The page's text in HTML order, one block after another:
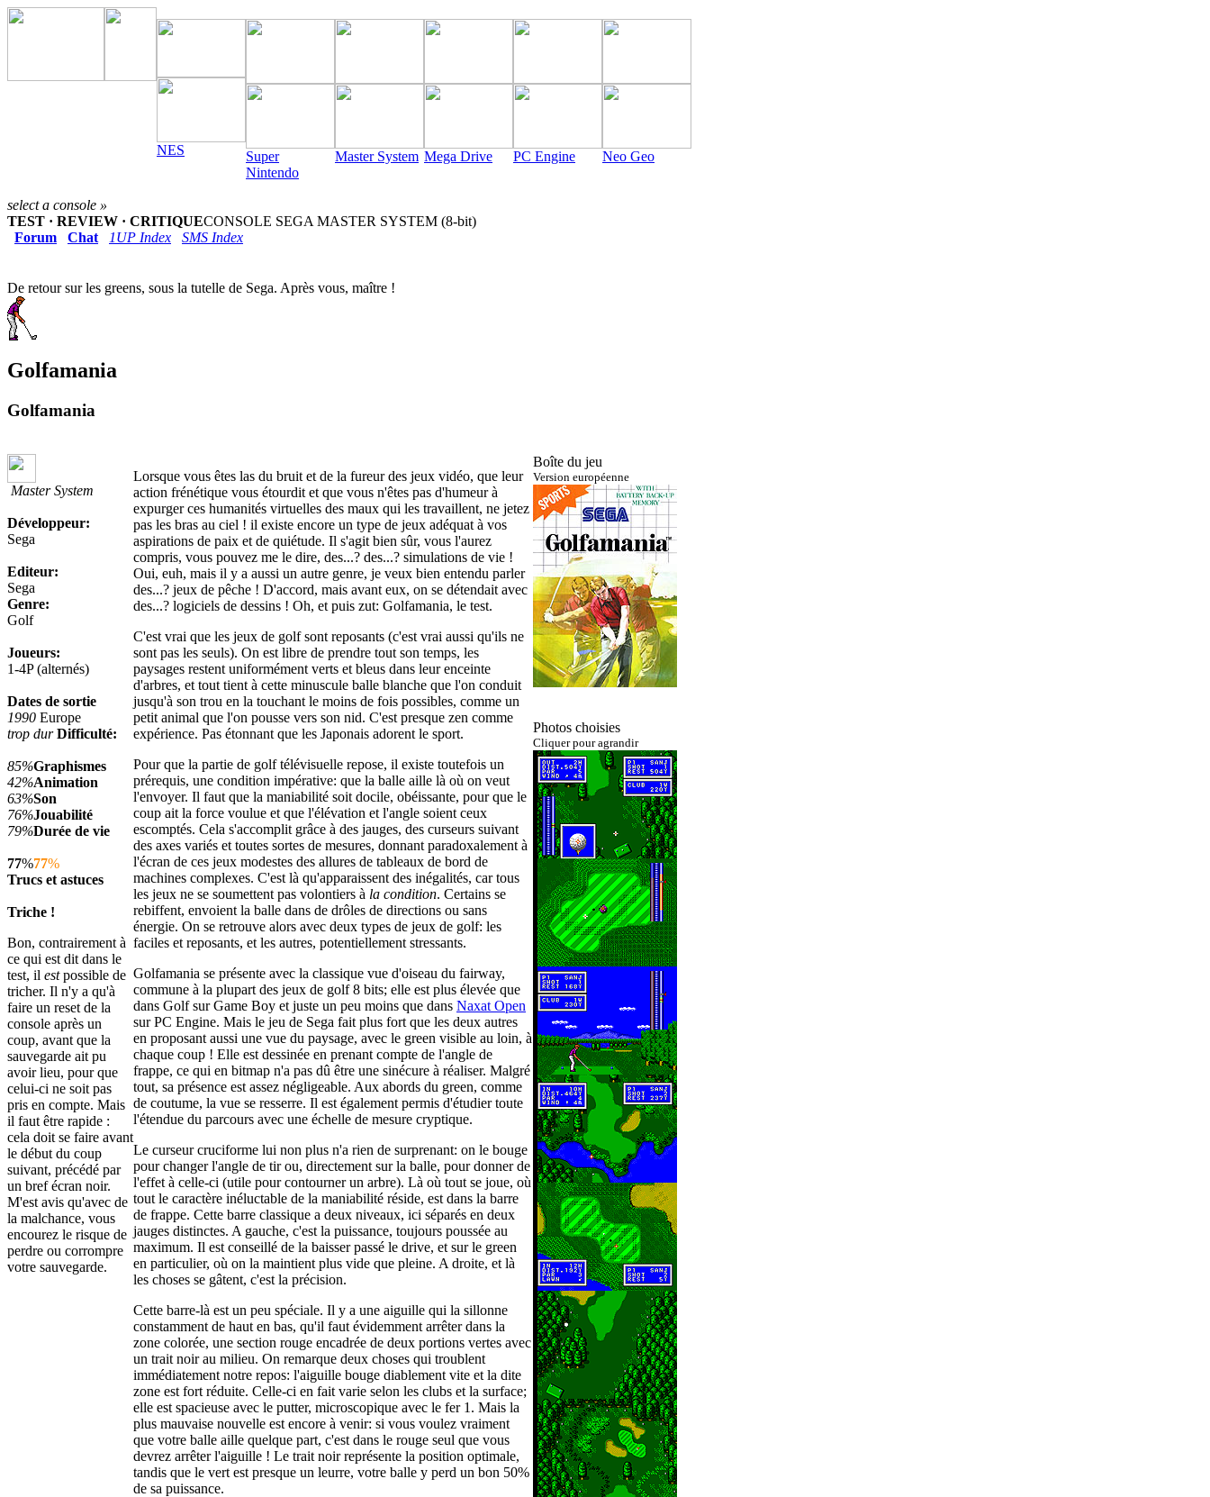
NES
Super
Nintendo
Master System Mega Drive PC Engine Neo Geo
select a console »
TEST · REVIEW · CRITIQUECONSOLE SEGA MASTER SYSTEM (8-bit)
Forum
Chat 1UP Index SMS Index
De retour sur les greens, sous la tutelle de Sega. Après vous, maître !
Golfamania
Golfamania
Master System
Développeur:
Sega
Editeur:
Sega
Genre:
Golf
Joueurs:
1-4P (alternés)
Dates de sortie
1990 Europe
trop dur Difficulté:
85%Graphismes
42%Animation
63%Son
76%Jouabilité
79%Durée de vie
77%77%
Trucs et astuces
Triche !
Bon, contrairement à
ce qui est dit dans le
test, il estpossible de
tricher. Il n'y a qu'à
faire un reset de la
console après un
coup, avant que la
sauvegarde ait pu
avoir lieu, pour que
celui-ci ne soit pas
pris en compte. Mais
il faut être rapide :
cela doit se faire avant
le début du coup
suivant, précédé par
un bref écran noir.
M'est avis qu'avec de
la malchance, vous
encourez le risque de
perdre ou corrompre
votre sauvegarde.
Lorsque vous êtes las du bruit et de la fureur des jeux vidéo, que leur
action frénétique vous étourdit et que vous n'êtes pas d'humeur à
expurger ces humanités virtuelles des maux qui les travaillent, ne jetez
pas les bras au ciel ! il existe encore un type de jeux adéquat à vos
aspirations de paix et de quiétude. Il s'agit bien sûr, vous l'aurez
compris, vous pouvez me le dire, des...? des...? simulations de vie !
Oui, euh, mais il y a aussi un autre genre, je veux bien entendu parler
des...? jeux de pêche ! D'accord, mais avant eux, on se détendait avec
des...? logiciels de dessins ! Oh, et puis zut: Golfamania, le test.
C'est vrai que les jeux de golf sont reposants (c'est vrai aussi qu'ils ne
sont pas les seuls). On est libre de prendre tout son temps, les
paysages restent uniformément verts et bleus dans leur enceinte
d'arbres, et tout tient à cette minuscule balle blanche que l'on conduit
jusqu'à son trou en la touchant le moins de fois possibles, comme un
petit animal que l'on pousse vers son nid. C'est presque zen comme
expérience. Pas étonnant que les Japonais adorent le sport.
Pour que la partie de golf télévisuelle repose, il existe toutefois un
prérequis, une condition impérative: que la balle aille là où on veut
l'envoyer. Il faut que la maniabilité soit docile, obéissante, pour que le
coup ait la force voulue et que l'élévation et l'angle soient ceux
escomptés. Cela s'accomplit grâce à des jauges, des curseurs suivant
des axes variés et toutes sortes de mesures, donnant paradoxalement à
l'écran de ces jeux modestes des allures de tableaux de bord de
machines complexes. C'est là qu'apparaissent des inégalités, car tous
les jeux ne se soumettent pas volontiers à la condition. Certains se
rebiffent, envoient la balle dans de drôles de directions ou sans
énergie. On se retrouve alors avec deux types de jeux de golf: les
faciles et reposants, et les autres, potentiellement stressants.
Golfamania se présente avec la classique vue d'oiseau du fairway,
commune à la plupart des jeux de golf 8 bits; elle est plus élevée que
dans Golf sur Game Boy et juste un peu moins que dans Naxat Open
sur PC Engine. Mais le jeu de Sega fait plus fort que les deux autres
en proposant aussi une vue du paysage, avec le green visible au loin, à
chaque coup ! Elle est dessinée en prenant compte de l'angle de
frappe, ce qui en bitmap n'a pas dû être une sinécure à réaliser. Malgré
tout, sa présence est assez négligeable. Aux abords du green, comme
de coutume, la vue se resserre. Il est également permis d'étudier toute
l'étendue du parcours avec une échelle de mesure cryptique.
Le curseur cruciforme lui non plus n'a rien de surprenant: on le bouge
pour changer l'angle de tir ou, directement sur la balle, pour donner de
l'effet à celle-ci (utile pour contourner un arbre). Là où tout se joue, où
tout le caractère inéluctable de la maniabilité réside, est dans la barre
de frappe. Cette barre classique a deux niveaux, ici séparés en deux
jauges distinctes. A gauche, c'est la puissance, toujours poussée au
maximum. Il est conseillé de la baisser passé le drive, et sur le green
en particulier, où on la maintient plus vide que pleine. A droite, et là
les choses se gâtent, c'est la précision.
Cette barre-là est un peu spéciale. Il y a une aiguille qui la sillonne
constamment de haut en bas, qu'il faut évidemment arrêter dans la
zone colorée, une section rouge encadrée de deux portions vertes avec
un trait noir au milieu. On remarque deux choses qui troublent
immédiatement notre repos: l'aiguille bouge diablement vite et la dite
zone est fort réduite. Celle-ci en fait varie selon les clubs et la surface;
elle est spacieuse avec le putter, microscopique avec le fer 1. Mais la
plus mauvaise nouvelle est encore à venir: si vous voulez vraiment
que votre balle aille quelque part, c'est dans le rouge seul que vous
devrez arrêter l'aiguille ! Le trait noir représente la position optimale,
tandis que le vert est presque un leurre, votre balle y perd un bon 50%
de sa puissance.
Boîte du jeu
Version européenne
Photos choisies
Cliquer pour agrandir